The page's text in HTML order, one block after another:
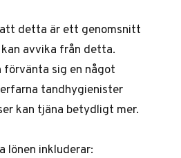
detta är ett genomsnitt
avvika från detta.
förvänta sig en något
tandhygienister
kan tjäna betydligt mer.
lönen inkluderar: